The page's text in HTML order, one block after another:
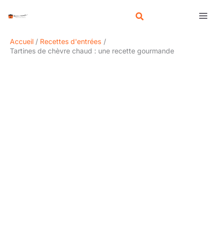
Accueil
Recettes d'entrées
Tartines de chèvre chaud : une recette gourmande
e
h